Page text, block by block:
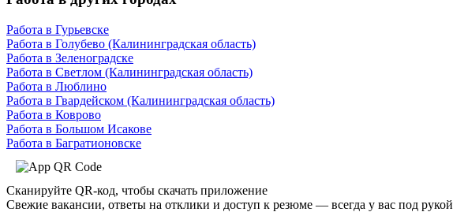
Работа в Гурьевске
Работа в Голубево (Калининградская область)
Работа в Зеленоградске
Работа в Светлом (Калининградская область)
Работа в Люблино
Работа в Гвардейском (Калининградская область)
Работа в Коврово
Работа в Большом Исакове
Работа в Багратионовске
Сканируйте QR-код, чтобы скачать приложение
Свежие вакансии, ответы на отклики и доступ к резюме — всегда у вас под рукой